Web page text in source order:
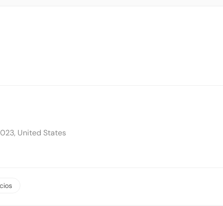
United States